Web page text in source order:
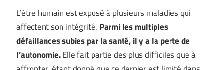
L’être humain est exposé à plusieurs maladies qui
affectent son intégrité. Parmi les multiples
défaillances subies par la santé, il y a la perte de
l’autonomie.Elle fait partie des plus difficiles que à